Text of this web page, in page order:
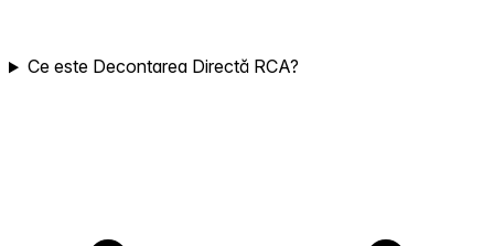
Ce este Decontarea Directă RCA?